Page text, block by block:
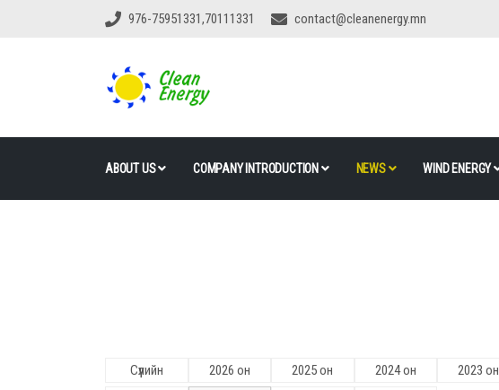
976-75951331,70111331 contact@cleanenergy.mn
ABOUT US COMPANY INTRODUCTION NEWS WIND ENERGY
Сүүлийн 2026 он 2025 он 2024 он 2023 он